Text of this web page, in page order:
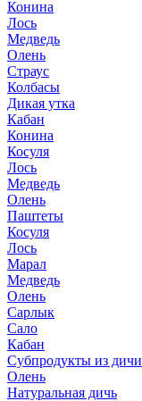
Конина
Лось
Медведь
Олень
Страус
Колбасы
Дикая утка
Кабан
Конина
Косуля
Лось
Медведь
Олень
Паштеты
Косуля
Лось
Марал
Медведь
Олень
Сарлык
Сало
Кабан
Субпродукты из дичи
Олень
Натуральная дичь